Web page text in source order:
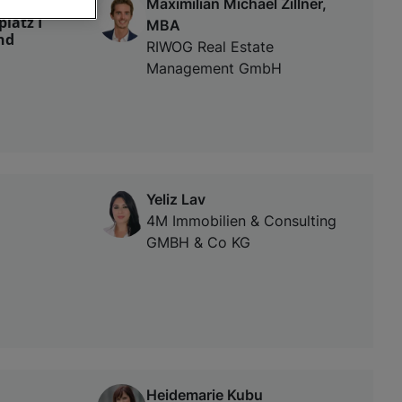
I
MBA
RIWOG Real Estate
Management GmbH
Yeliz Lav
4M Immobilien & Consulting
GMBH & Co KG
Heidemarie Kubu
oder Zugriff